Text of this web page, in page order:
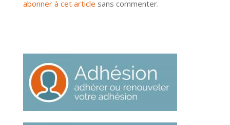
abonner à cet article sans commenter.